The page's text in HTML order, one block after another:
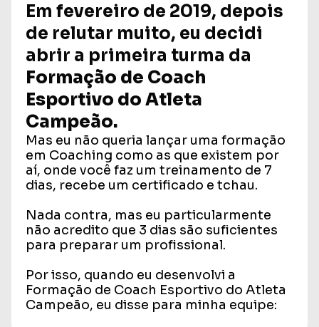
Em fevereiro de 2019, depois
de relutar muito, eu decidi
abrir a primeira turma da
Formação de Coach
Esportivo do Atleta
Campeão.
Mas eu não queria lançar uma formação
em Coaching como as que existem por
aí, onde você faz um treinamento de 7
dias, recebe um certificado e tchau.
Nada contra, mas eu particularmente
não acredito que 3 dias são suficientes
para preparar um profissional.
Por isso, quando eu desenvolvi a
Formação de Coach Esportivo do Atleta
Campeão, eu disse para minha equipe: